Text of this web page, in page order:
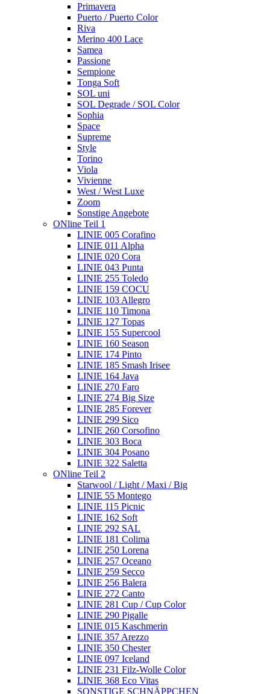
Primavera
Puerto / Puerto Color
Riva
Merino 400 Lace
Samea
Passione
Sempione
Tonga Soft
SOL uni
SOL Degrade / SOL Color
Sophia
Space
Supreme
Style
Torino
Viola
Vivienne
West / West Luxe
Zoom
Sonstige Angebote
ONline Teil 1
LINIE 005 Corafino
LINIE 011 Alpha
LINIE 020 Cora
LINIE 043 Punta
LINIE 255 Toledo
LINIE 159 COCU
LINIE 103 Allegro
LINIE 110 Timona
LINIE 127 Topas
LINIE 155 Supercool
LINIE 160 Season
LINIE 174 Pinto
LINIE 185 Smash Irisee
LINIE 164 Java
LINIE 270 Faro
LINIE 274 Big Size
LINIE 285 Forever
LINIE 299 Sico
LINIE 260 Corsofino
LINIE 303 Boca
LINIE 304 Posano
LINIE 322 Saletta
ONline Teil 2
Starwool / Light / Maxi / Big
LINIE 55 Montego
LINIE 115 Picnic
LINIE 162 Soft
LINIE 292 SAL
LINIE 181 Colima
LINIE 250 Lorena
LINIE 257 Oceano
LINIE 259 Secco
LINIE 256 Balera
LINIE 272 Canto
LINIE 281 Cup / Cup Color
LINIE 290 Pigalle
LINIE 015 Kaschmerin
LINIE 357 Arezzo
LINIE 350 Chester
LINIE 097 Iceland
LINIE 231 Filz-Wolle Color
LINIE 368 Eco Vitas
SONSTIGE SCHNÄPPCHEN